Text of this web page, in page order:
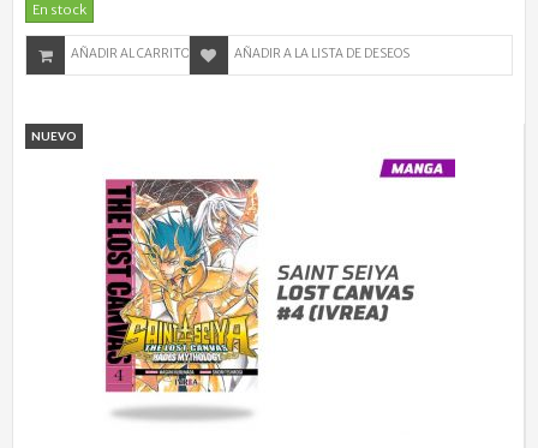
En stock
AÑADIR AL CARRITO AÑADIR A LA LISTA DE DESEOS
NUEVO